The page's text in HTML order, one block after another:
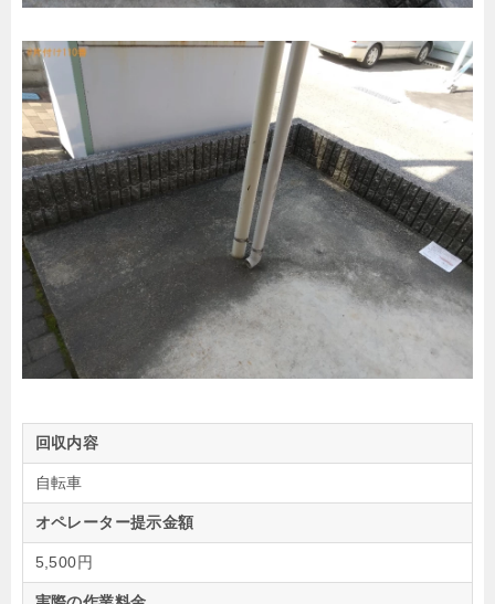
回収内容
自転車
オペレーター提示金額
5,500円